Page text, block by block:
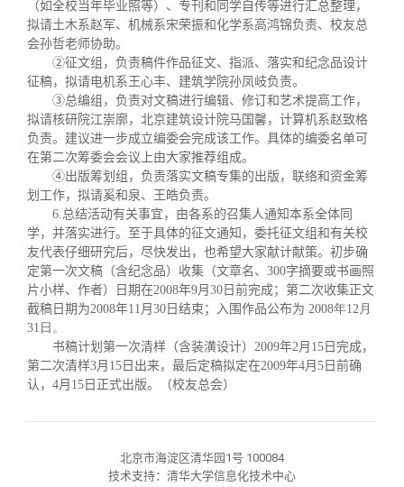
（如全校当年毕业照等）、专刊和同学自传等进行汇总整理，
拟请土木系赵军、机械系宋荣振和化学系高鸿锦负责、校友总
会孙哲老师协助。
②征文组，负责稿件作品征文、指派、落实和纪念品设计
征稿，拟请电机系王心丰、建筑学院孙凤岐负责。
③总编组，负责对文稿进行编辑、修订和艺术提高工作，
拟请核研院江崇廓，北京建筑设计院马国馨，计算机系赵致格
负责。建议进一步成立编委会完成该工作。具体的编委名单可
在第二次筹委会会议上由大家推荐组成。
④出版筹划组，负责落实文稿专集的出版，联络和资金筹
划工作，拟请奚和泉、王皓负责。
6.总结活动有关事宜，由各系的召集人通知本系全体同
学，并落实进行。至于具体的征文通知，委托征文组和有关校
友代表仔细研究后，尽快发出，也希望大家献计献策。初步确
定第一次文稿（含纪念品）收集（文章名、 300字摘要或书画照
片小样、作者）日期在2008年9月 30 日前完成；第二次收集正文
截稿日期为2008年11月 30 日结束；入围作品公布为 2008年12月
31 日 。
书稿计划第一次清样（含装潢设计） 2009年2月 15 日完成，
第二次清样3月 15 日出来，最后定稿拟定在2009年4月 5 日前确
认， 4月 15 日正式出版。（校友总会）
北京市海淀区清华园1号 100084
技术支持：清华大学信息化技术中心